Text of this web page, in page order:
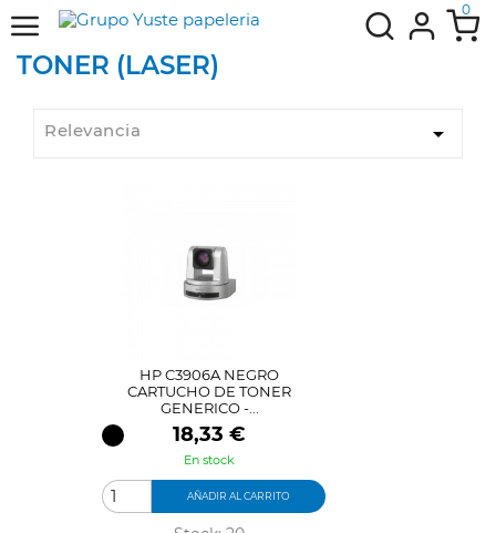
0
TONER (LASER)
Relevancia 
HP C3906A NEGRO
CARTUCHO DE TONER
GENERICO -...
Precio
18,33 €
En stock
AÑADIR AL CARRITO